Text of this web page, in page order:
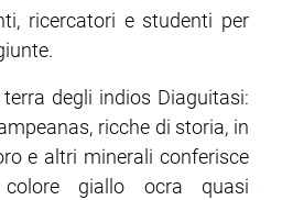
ricercatori e studenti per
degli indios Diaguitasi:
ricche di storia, in
e altri minerali conferisce
giallo ocra quasi